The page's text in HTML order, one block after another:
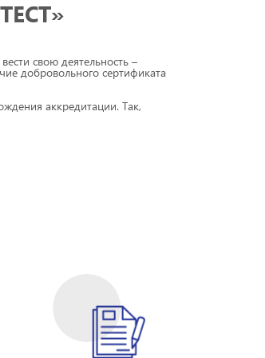
свою деятельность –
добровольного сертификата
аккредитации. Так,
технической
Если Вы получите в такой
поддельного сертификата (на
товаров).